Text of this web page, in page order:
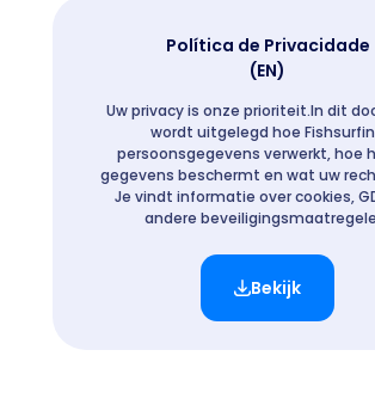
Política de Privacidade
(EN)
Uw privacy is onze prioriteit.In dit
wordt uitgelegd hoe
persoonsgegevens verwerkt, hoe
gegevens beschermt en wat uw
Je vindt informatie over cookies,
andere
Bekijk